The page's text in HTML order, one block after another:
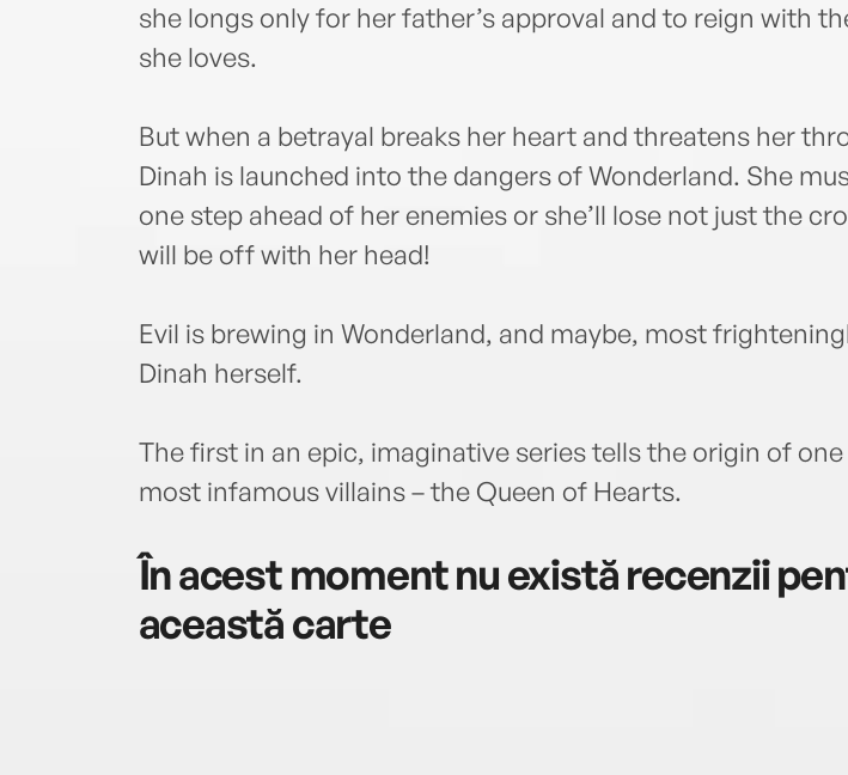
she longs only for her father’s approval and to reign with
she loves.
But when a betrayal breaks her heart and threatens her
Dinah is launched into the dangers of Wonderland. She
one step ahead of her enemies or she’ll lose not just the
will be off with her head!
Evil is brewing in Wonderland, and maybe, most
Dinah herself.
The first in an epic, imaginative series tells the origin of
most infamous villains – the Queen of Hearts.
În acest moment nu există recenzii
această carte